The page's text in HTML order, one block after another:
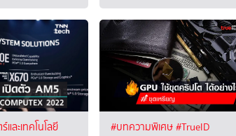
ละเทคโนโลยี
#บทความพิเศษ#TrueID